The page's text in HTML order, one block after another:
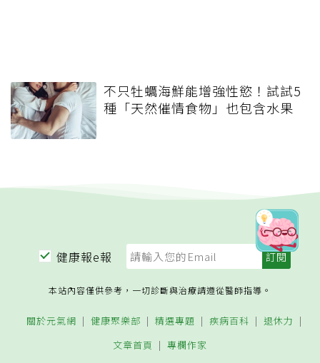
不只牡蠣海鮮能增強性慾！試試5
種「天然催情食物」也包含水果
健康報e報
本站內容僅供參考，一切診斷與治療請遵從醫師指導。
關於元氣網 健康聚樂部 精選專題 疾病百科
退休力
文章首頁
專欄作家